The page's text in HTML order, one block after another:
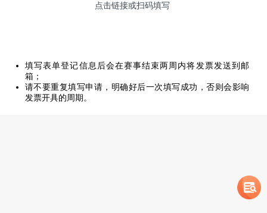
点击链接或扫码填写
填写表单登记信息后会在赛事结束两周内将发票发送到邮
箱；
请不要重复填写申请，明确好后一次填写成功，否则会影响
发票开具的周期。